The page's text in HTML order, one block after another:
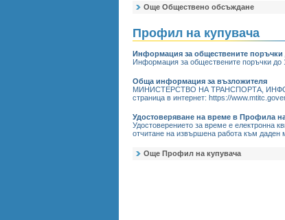
Още Обществено обсъждане
Профил на купувача
Информация за обществените поръчки
Информация за обществените поръчки до
Обща информация за възложителя
МИНИСТЕРСТВО НА ТРАНСПОРТА,
страница в интернет: https://
Удостоверяване на време в Профила
Удостоверението за време е електронна
отчитане на извършена работа към даден
Още Профил на купувача